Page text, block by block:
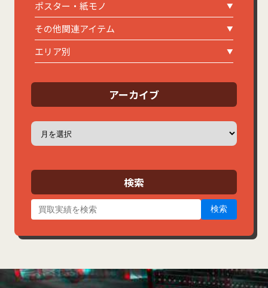
ポスター・紙モノ
その他関連アイテム
エリア別
アーカイブ
ア
カ
ブ
検索
検索